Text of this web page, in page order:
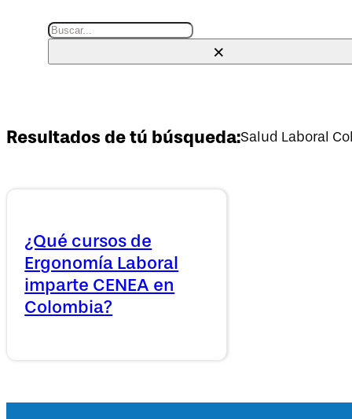
Buscar
×
Resultados de tú búsqueda:Salud Laboral
¿Qué cursos de
Ergonomía Laboral
imparte CENEA en
Colombia?